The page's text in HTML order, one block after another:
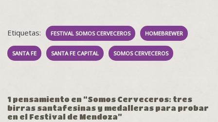
Etiquetas: FESTIVAL SOMOS CERVECEROS HOMEBREWER
SANTA FE SANTA FE CAPITAL SOMOS CERVECEROS
1 pensamiento en “Somos Cerveceros: tres
birras santafesinas y medalleras para probar
en el Festival de Mendoza”